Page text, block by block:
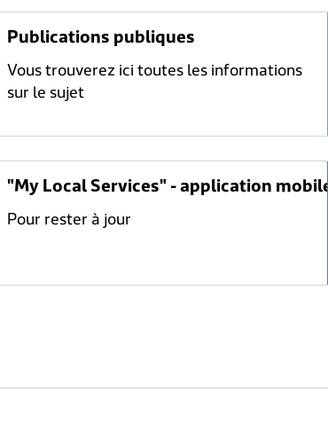
Publications publiques
Vous trouverez ici toutes les informations
sur le sujet
"My Local Services" - application mobile
Pour rester à jour